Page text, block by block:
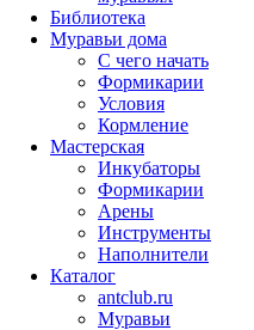
Библиотека
Муравьи дома
С чего начать
Формикарии
Условия
Кормление
Мастерская
Инкубаторы
Формикарии
Арены
Инструменты
Наполнители
Каталог
antclub.ru
Муравьи